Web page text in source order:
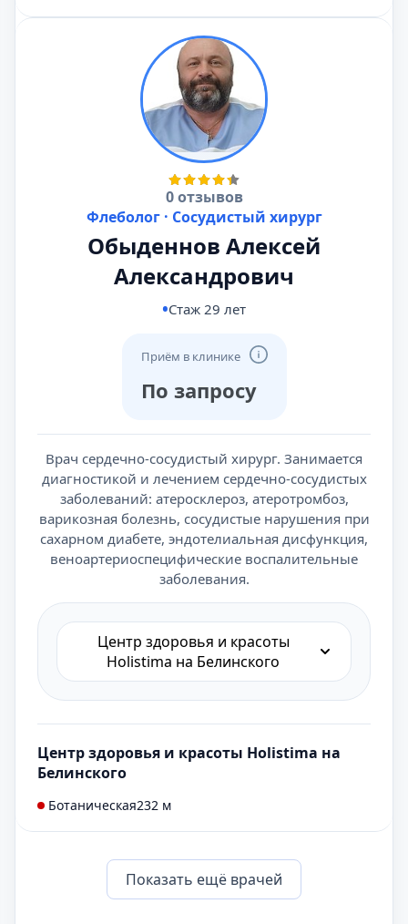
0 отзывов
Флеболог · Сосудистый хирург
Обыденнов Алексей
Александрович
Стаж 29 лет
Приём в клинике
По запросу
Врач сердечно-сосудистый хирург. Занимается
диагностикой и лечением сердечно-сосудистых
заболеваний: атеросклероз, атеротромбоз,
варикозная болезнь, сосудистые нарушения при
сахарном диабете, эндотелиальная дисфункция,
веноартериоспецифические воспалительные
заболевания.
Центр здоровья и красоты
Holistima на Белинского
Центр здоровья и красоты Holistima на
Белинского
Ботаническая232 м
Показать eщё врачей